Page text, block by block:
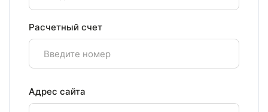
Расчетный счет
Адрес сайта